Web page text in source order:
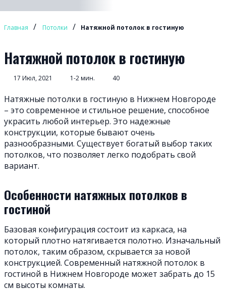
Главная / Потолки / Натяжной потолок в гостиную
Натяжной потолок в гостиную
17 Июл, 2021 1-2 мин. 40
Натяжные потолки в гостиную в Нижнем Новгороде
– это современное и стильное решение, способное
украсить любой интерьер. Это надежные
конструкции, которые бывают очень
разнообразными. Существует богатый выбор таких
потолков, что позволяет легко подобрать свой
вариант.
Особенности натяжных потолков в
гостиной
Базовая конфигурация состоит из каркаса, на
который плотно натягивается полотно. Изначальный
потолок, таким образом, скрывается за новой
конструкцией. Современный натяжной потолок в
гостиной в Нижнем Новгороде может забрать до 15
см высоты комнаты.